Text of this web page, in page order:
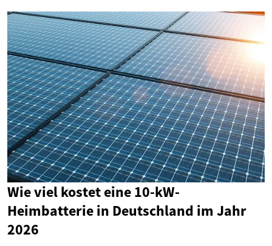
Wie viel kostet eine 10-kW-
Heimbatterie in Deutschland im Jahr
2026